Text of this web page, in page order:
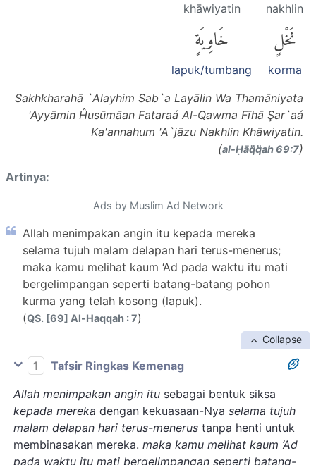
nakhlin
نَخْلٍ
korma
khāwiyatin
خَاوِيَةٍ
lapuk/tumbang
Sakhkharahā `Alayhim Sab`a Layālin Wa Thamāniyata
'Ayyāmin Ĥusūmāan Fataraá Al-Qawma Fīhā Şar`aá
Ka'annahum 'A`jāzu Nakhlin Khāwiyatin.
(al-Ḥāq̈q̈ah 69:7)
Artinya:
Ads by Muslim Ad Network
Allah menimpakan angin itu kepada mereka
selama tujuh malam delapan hari terus-menerus;
maka kamu melihat kaum ‘Ad pada waktu itu mati
bergelimpangan seperti batang-batang pohon
kurma yang telah kosong (lapuk).
(QS. [69] Al-Haqqah : 7)
Collapse
1
Tafsir Ringkas Kemenag
Allah menimpakan angin itu sebagai bentuk siksa
kepada mereka dengan kekuasaan-Nya selama tujuh
malam delapan hari terus-menerus tanpa henti untuk
membinasakan mereka. maka kamu melihat kaum ‘Ad
pada waktu itu mati bergelimpangan seperti batang-